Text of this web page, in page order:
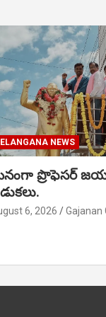
NEWS
ప్రొఫెసర్
6, 2026 Gajanan